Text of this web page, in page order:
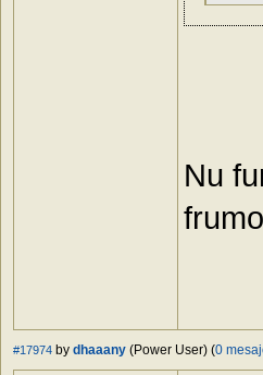
Nu
#17974 by dhaaany (Power User) (0